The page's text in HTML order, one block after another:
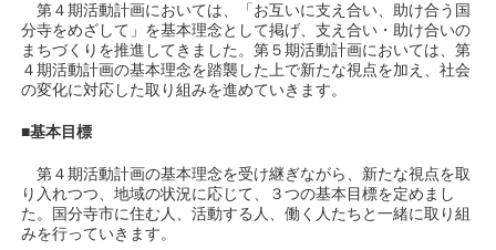
第４期活動計画においては、「お互いに支え合い、助け合う国
分寺をめざして」を基本理念として掲げ、支え合い・助け合いの
まちづくりを推進してきました。第５期活動計画においては、第
４期活動計画の基本理念を踏襲した上で新たな視点を加え、社会
の変化に対応した取り組みを進めていきます。
■基本目標
第４期活動計画の基本理念を受け継ぎながら、新たな視点を取
り入れつつ、地域の状況に応じて、３つの基本目標を定めまし
た。国分寺市に住む人、活動する人、働く人たちと一緒に取り組
みを行っていきます。